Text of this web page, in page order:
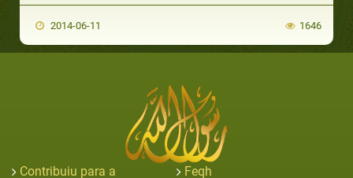
2014-06-11 1646
Contribuiu para a Feqh